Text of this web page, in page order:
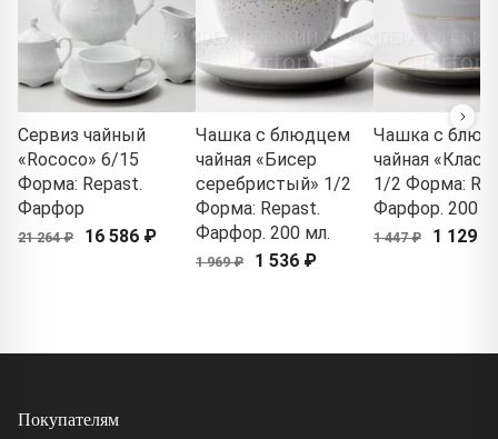
Сервиз чайный
«Rococo» 6/15
Форма: Repast.
Фарфор
21 264 ₽ 16 586 ₽
Чашка с блюдцем
чайная «Бисер
серебристый» 1/2
Форма: Repast.
Фарфор. 200 мл.
1 969 ₽ 1 536 ₽
Чашка с
чайная
1/2 Форма:
Фарфор. 200
1 447 ₽ 1 129 ₽
Покупателям